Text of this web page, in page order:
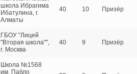
школа Ибрагима
Ибатулина, г.
Алматы
40 10 Призёр
ГБОУ "Лицей
"Вторая школа"",
г. Москва
40 9 Призёр
Школа №1568
им. Пабло